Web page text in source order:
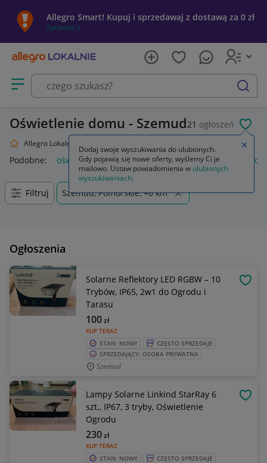
Allegro Smart! Kupuj i sprzedawaj z dostawą za 0 zł
Sprawdź »
Otwórz menu z kategoriami
szukaj
Oświetlenie domu - Szemud21 ogłoszeń
Allegro Lokalnie
Podobne: oświetlenie oświetlenie szynowe oświetlenie
Filtruj Szemud, Pomorskie, +0 km
Ogłoszenia
Solarne Reflektory LED RGBW – 10
Trybów, IP65, 2w1 do Ogrodu i
Tarasu
KUP TERAZ
100zł
STAN: NOWY
CZĘSTO SPRZEDAJE
SPRZEDAJĄCY: OSOBA PRYWATNA
Szemud
Lampy Solarne Linkind StarRay 6
szt., IP67, 3 tryby, Oświetlenie
Ogrodu
KUP TERAZ
230zł
STAN: NOWY
CZĘSTO SPRZEDAJE
Dodaj swoje wyszukiwania do ulubionych.
Gdy pojawią się nowe oferty, wyślemy Ci je
mailowo. Ustaw powiadomienia w ulubionych
wyszukiwaniach.